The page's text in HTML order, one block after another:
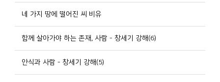
네 가지 땅에 떨어진 씨 비유
함께 살아가야 하는 존재, 사람 - 창세기 강해(6)
안식과 사람 - 창세기 강해(5)